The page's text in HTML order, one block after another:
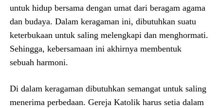
untuk hidup bersama dengan umat dari beragam agama
dan budaya. Dalam keragaman ini, dibutuhkan suatu
keterbukaan untuk saling melengkapi dan menghormati.
Sehingga, kebersamaan ini akhirnya membentuk
sebuah harmoni.
Di dalam keragaman dibutuhkan semangat untuk saling
menerima perbedaan. Gereja Katolik harus setia dalam